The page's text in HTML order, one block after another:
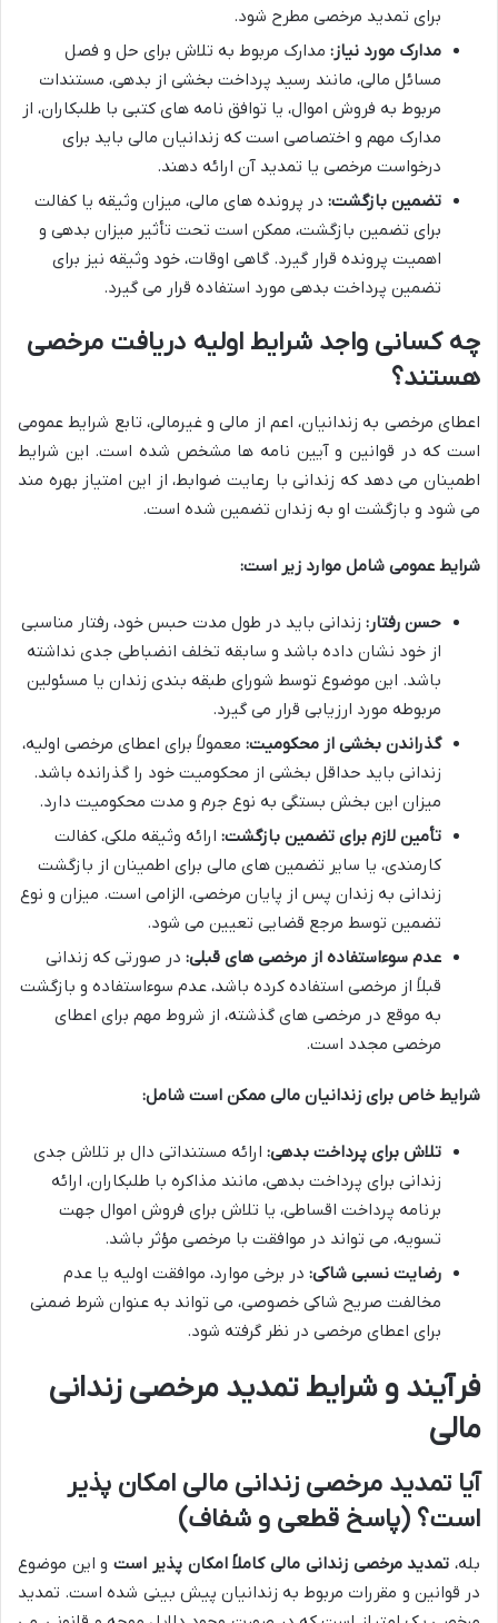
برای تمدید مرخصی مطرح شود.
مدارک مورد نیاز: مدارک مربوط به تلاش برای حل و فصل
مسائل مالی، مانند رسید پرداخت بخشی از بدهی، مستندات
مربوط به فروش اموال، یا توافق نامه های کتبی با طلبکاران، از
مدارک مهم و اختصاصی است که زندانیان مالی باید برای
درخواست مرخصی یا تمدید آن ارائه دهند.
تضمین بازگشت: در پرونده های مالی، میزان وثیقه یا کفالت
برای تضمین بازگشت، ممکن است تحت تأثیر میزان بدهی و
اهمیت پرونده قرار گیرد. گاهی اوقات، خود وثیقه نیز برای
تضمین پرداخت بدهی مورد استفاده قرار می گیرد.
چه کسانی واجد شرایط اولیه دریافت مرخصی
هستند؟
اعطای مرخصی به زندانیان، اعم از مالی و غیرمالی، تابع شرایط عمومی
است که در قوانین و آیین نامه ها مشخص شده است. این شرایط
اطمینان می دهد که زندانی با رعایت ضوابط، از این امتیاز بهره مند
می شود و بازگشت او به زندان تضمین شده است.
شرایط عمومی شامل موارد زیر است:
حسن رفتار: زندانی باید در طول مدت حبس خود، رفتار مناسبی
از خود نشان داده باشد و سابقه تخلف انضباطی جدی نداشته
باشد. این موضوع توسط شورای طبقه بندی زندان یا مسئولین
مربوطه مورد ارزیابی قرار می گیرد.
گذراندن بخشی از محکومیت: معمولاً برای اعطای مرخصی اولیه،
زندانی باید حداقل بخشی از محکومیت خود را گذرانده باشد.
میزان این بخش بستگی به نوع جرم و مدت محکومیت دارد.
تأمین لازم برای تضمین بازگشت: ارائه وثیقه ملکی، کفالت
کارمندی، یا سایر تضمین های مالی برای اطمینان از بازگشت
زندانی به زندان پس از پایان مرخصی، الزامی است. میزان و نوع
تضمین توسط مرجع قضایی تعیین می شود.
عدم سوءاستفاده از مرخصی های قبلی: در صورتی که زندانی
قبلاً از مرخصی استفاده کرده باشد، عدم سوءاستفاده و بازگشت
به موقع در مرخصی های گذشته، از شروط مهم برای اعطای
مرخصی مجدد است.
شرایط خاص برای زندانیان مالی ممکن است شامل:
تلاش برای پرداخت بدهی: ارائه مستنداتی دال بر تلاش جدی
زندانی برای پرداخت بدهی، مانند مذاکره با طلبکاران، ارائه
برنامه پرداخت اقساطی، یا تلاش برای فروش اموال جهت
تسویه، می تواند در موافقت با مرخصی مؤثر باشد.
رضایت نسبی شاکی: در برخی موارد، موافقت اولیه یا عدم
مخالفت صریح شاکی خصوصی، می تواند به عنوان شرط ضمنی
برای اعطای مرخصی در نظر گرفته شود.
فرآیند و شرایط تمدید مرخصی زندانی
مالی
آیا تمدید مرخصی زندانی مالی امکان پذیر
است؟ (پاسخ قطعی و شفاف)
بله، تمدید مرخصی زندانی مالی کاملاً امکان پذیر استو این موضوع
در قوانین و مقررات مربوط به زندانیان پیش بینی شده است. تمدید